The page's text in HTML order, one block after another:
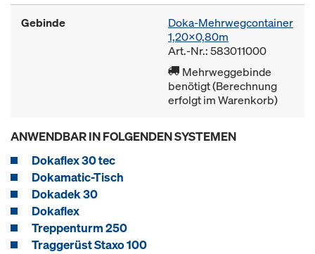
Gebinde
Doka-Mehrwegcontainer
1,20x0,80m
Art.-Nr.: 583011000
Mehrweggebinde
benötigt (Berechnung
erfolgt im Warenkorb)
ANWENDBAR IN FOLGENDEN SYSTEMEN
Dokaflex 30 tec
Dokamatic-Tisch
Dokadek 30
Dokaflex
Treppenturm 250
Traggerüst Staxo 100